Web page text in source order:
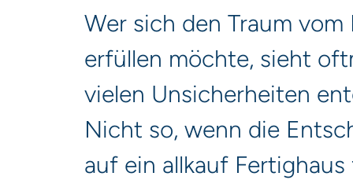
Wer sich den Traum vom
erfüllen möchte, sieht
vielen Unsicherheiten
Nicht so, wenn die
auf ein allkauf Fertighaus